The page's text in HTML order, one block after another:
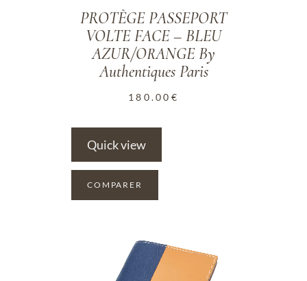
PROTÈGE PASSEPORT
VOLTE FACE – BLEU
AZUR/ORANGE By
Authentiques Paris
180.00 €
Quick view
COMPARER